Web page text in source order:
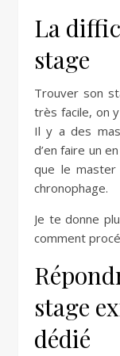
La
stage
Trouver son
très facile, on
Il y a des
d’en faire un
que le
chronophage.
Je te donne
comment
stage
dédié